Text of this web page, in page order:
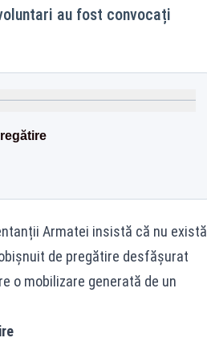
au fost convocați
Armatei insistă că nu există
de pregătire desfășurat
o mobilizare generată de un